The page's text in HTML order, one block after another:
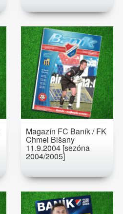
Magazín FC Baník / FK
Chmel Blšany
11.9.2004 [sezóna
2004/2005]